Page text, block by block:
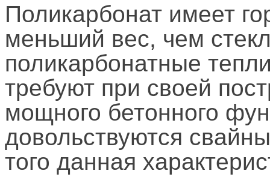
Поликарбонат имеет
меньший вес, чем
поликарбонатные
требуют при своей
мощного бетонного
довольствуются
того данная